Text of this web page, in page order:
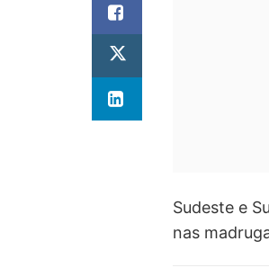
Sudeste e
nas